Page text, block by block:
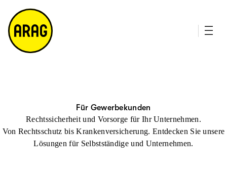
m
a
p
Für Gewerbekunden
Rechtssicherheit und Vorsorge für Ihr Unternehmen.
Von Rechtsschutz bis Krankenversicherung. Entdecken Sie unsere
Lösungen für Selbstständige und Unternehmen.